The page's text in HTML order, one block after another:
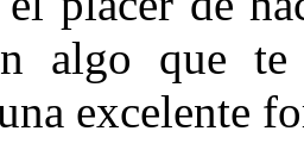
algo que
excelente